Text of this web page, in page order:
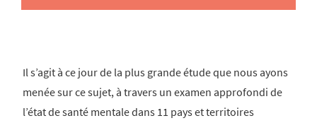
Il s’agit à ce jour de la plus grande étude que nous ayons
menée sur ce sujet, à travers un examen approfondi de
l’état de santé mentale dans 11 pays et territoires